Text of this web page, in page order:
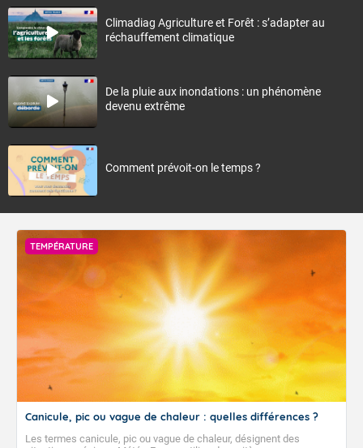
Climadiag Agriculture et Forêt : s’adapter au
réchauffement climatique
De la pluie aux inondations : un phénomène
devenu extrême
Comment prévoit-on le temps ?
TEMPÉRATURE
Canicule, pic ou vague de chaleur : quelles différences ?
Les termes canicule, pic ou vague de chaleur, désignent des